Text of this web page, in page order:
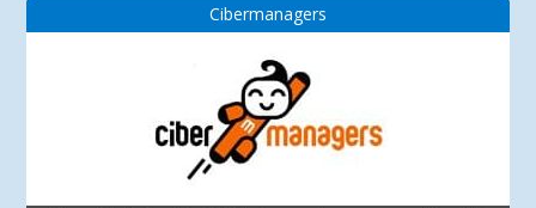
Cibermanagers